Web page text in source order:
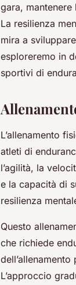
gara,
La resilienza
mira a
esploreremo in
sportivi di
L’allenamento
atleti di
l’agilità, la
e la capacità di
resilienza
Questo
che richiede
L’approccio